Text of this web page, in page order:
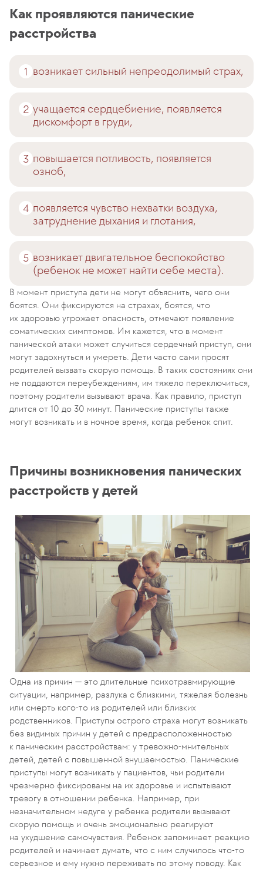
Как проявляются панические
расстройства
возникает сильный непреодолимый страх,
учащается сердцебиение, появляется
дискомфорт в груди,
повышается потливость, появляется
озноб,
появляется чувство нехватки воздуха,
затруднение дыхания и глотания,
возникает двигательное беспокойство
(ребенок не может найти себе места).
В момент приступа дети не могут объяснить, чего они
боятся. Они фиксируются на страхах, боятся, что
их здоровью угрожает опасность, отмечают появление
соматических симптомов. Им кажется, что в момент
панической атаки может случиться сердечный приступ, они
могут задохнуться и умереть. Дети часто сами просят
родителей вызвать скорую помощь. В таких состояниях они
не поддаются переубеждениям, им тяжело переключиться,
поэтому родители вызывают врача. Как правило, приступ
длится от 10 до 30 минут. Панические приступы также
могут возникать и в ночное время, когда ребенок спит.
Причины возникновения панических
расстройств у детей
Одна из причин — это длительные психотравмирующие
ситуации, например, разлука с близкими, тяжелая болезнь
или смерть кого-то из родителей или близких
родственников. Приступы острого страха могут возникать
без видимых причин у детей с предрасположенностью
к паническим расстройствам: у тревожно-мнительных
детей, детей с повышенной внушаемостью. Панические
приступы могут возникать у пациентов, чьи родители
чрезмерно фиксированы на их здоровье и испытывают
тревогу в отношении ребенка. Например, при
незначительном недуге у ребенка родители вызывают
скорую помощь и очень эмоционально реагируют
на ухудшение самочувствия. Ребенок запоминает реакцию
родителей и начинает думать, что с ним случилось что-то
серьезное и ему нужно переживать по этому поводу. Как